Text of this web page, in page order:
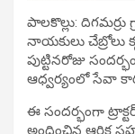
పాలకొల్లు:
నాయకులు
పుట్టినరోజు
ఆధ్వర్యంలో సేవా
ఈ సందర్భంగా
అందించిన ఆర్థిక